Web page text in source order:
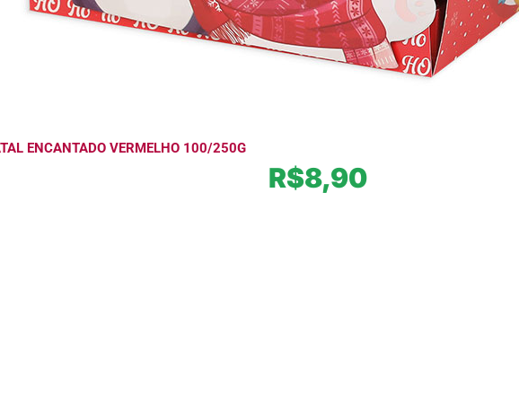
ENCANTADO VERMELHO 100/250G
R$8,90